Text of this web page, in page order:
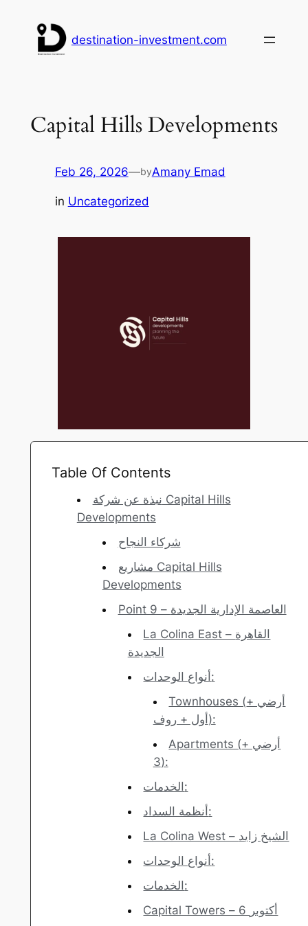
content
destination-investment.com
Capital Hills Developments
Feb 26, 2026—byAmany Emad
in Uncategorized
Table Of Contents
نبذة عن شركة Capital Hills
Developments
شركاء النجاح
مشاريع Capital Hills
Developments
Point 9 – العاصمة الإدارية الجديدة
La Colina East – القاهرة
الجديدة
أنواع الوحدات:
Townhouses (أرضي +
أول + روف):
Apartments (أرضي +
3):
الخدمات:
أنظمة السداد:
La Colina West – الشيخ زايد
أنواع الوحدات:
الخدمات:
Capital Towers – 6 أكتوبر